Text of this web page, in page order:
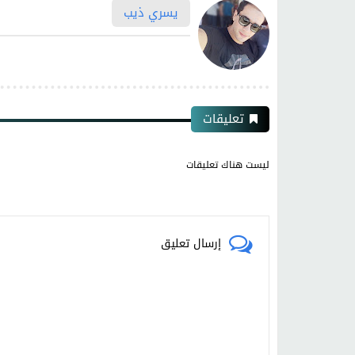
يسري ذيب
تعليقات
ليست هناك تعليقات
إرسال تعليق